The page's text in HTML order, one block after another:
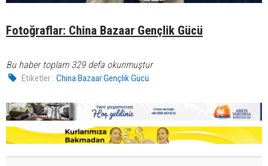
Fotoğraflar: China Bazaar Gençlik Gücü
Bu haber toplam 329 defa okunmuştur
Etiketler : China Bazaar Gençlik Gücü